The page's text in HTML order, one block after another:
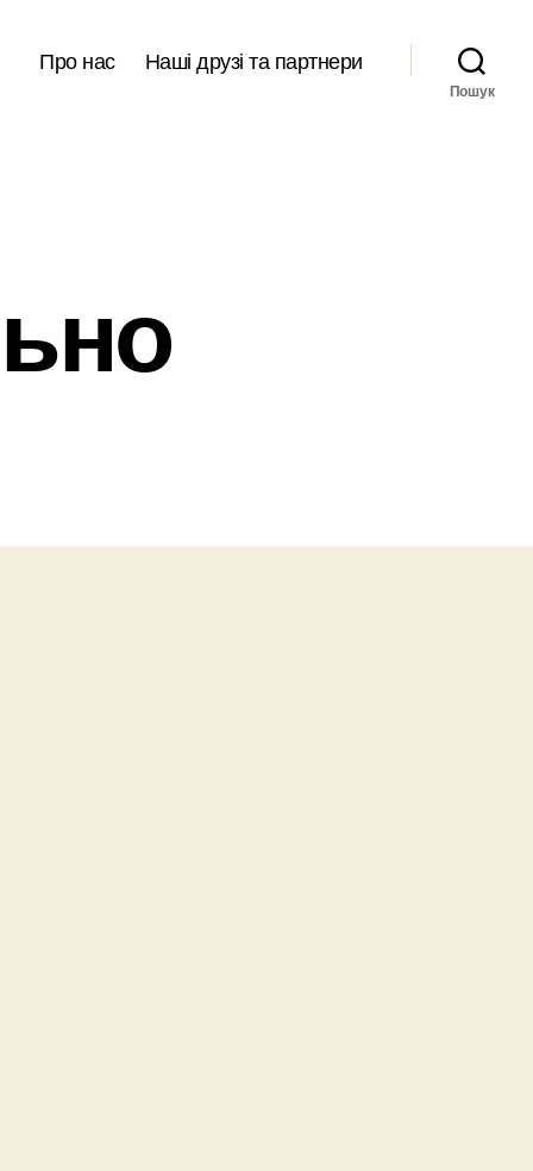
Про нас Наші друзі та партнери
Пошук